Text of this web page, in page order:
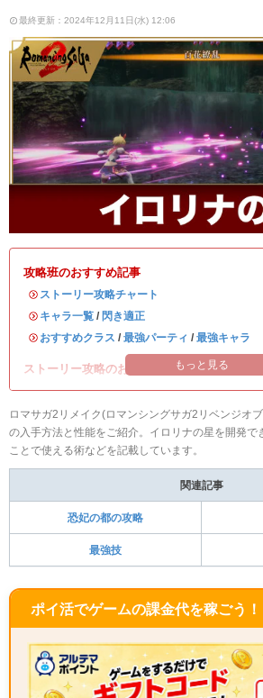
最終更新：2024年12月11日(水) 12:06
攻略班のおすすめ記事
・ ストーリー攻略チャート
・ キャラ一覧 / 閃き適正
・ おすすめクラス / 最強パーティ / 最強キャラ
ストーリー攻略のお供に読みたい記事！
もっと見る
ロマサガ2リメイク(ロマンシングサガ2リベンジオ
の入手方法と性能をご紹介。イロリナの星を開発で
ことで使える術などを記載しています。
関連記事
恐妃の都の攻略
最強技
ポイ活でゲームの課金代を稼ごう！